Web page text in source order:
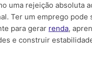
uma rejeição absoluta
Ter um emprego pode
para gerar renda,
e construir